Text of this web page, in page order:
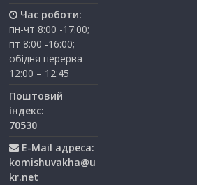
Час роботи:
пн-чт 8:00 -17:00;
пт 8:00 -16:00;
обідня перерва
12:00 – 12:45
Поштовий
індекс:
70530
E-Mail адреса:
komishuvakha@u
kr.net